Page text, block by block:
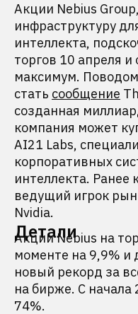
Акции Nebius
инфраструктуру
интеллекта,
торгов 10 апреля
максимум.
стать сообщение
созданная
компания может
AI21 Labs,
корпоративных
интеллекта. Ранее
ведущий игрок
Nvidia.
Детали
Акции Nebius на
моменте на 9,9% и
новый рекорд за
на бирже. С начала
74%.